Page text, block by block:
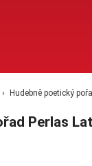
Hudebně poetický
Perlas